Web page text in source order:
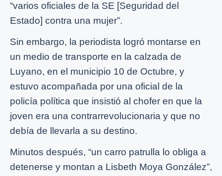
“varios oficiales de la SE [Seguridad del
Estado] contra una mujer”.
Sin embargo, la periodista logró montarse en
un medio de transporte en la calzada de
Luyano, en el municipio 10 de Octubre, y
estuvo acompañada por una oficial de la
policía política que insistió al chofer en que la
joven era una contrarrevolucionaria y que no
debía de llevarla a su destino.
Minutos después, “un carro patrulla lo obliga a
detenerse y montan a Lisbeth Moya González”,